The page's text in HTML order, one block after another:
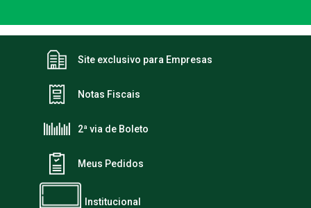
Site exclusivo para Empresas
Notas Fiscais
2ª via de Boleto
Meus Pedidos
Institucional